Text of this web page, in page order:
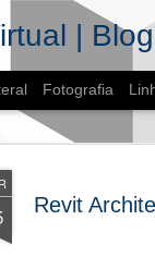
Revit
| Blog
Fotografia